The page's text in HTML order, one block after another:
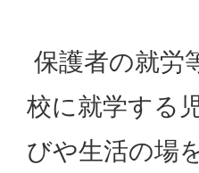
保護者の就労
校に就学する
びや生活の場